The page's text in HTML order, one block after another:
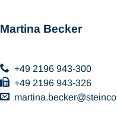
Martina Becker
+49 2196 943-300
+49 2196 943-326
martina.becker
steinco